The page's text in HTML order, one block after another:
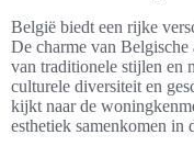
België biedt een rijke
De charme van
van traditionele stijlen en
culturele diversiteit en
kijkt naar de
esthetiek samenkomen in